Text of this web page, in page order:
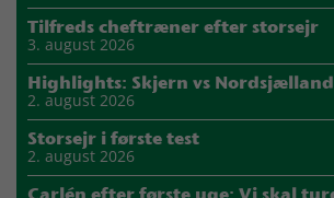
Tilfreds cheftræner efter storsejr
3. august 2026
Highlights: Skjern vs Nordsjælland
2. august 2026
Storsejr i første test
2. august 2026